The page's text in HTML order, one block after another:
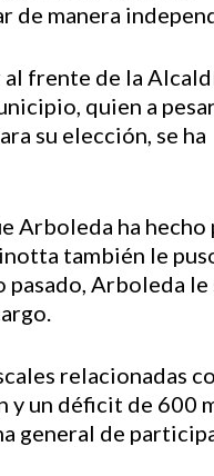
de manera
frente de la
quien a
su elección, se ha
Arboleda ha hecho
también le
pasado, Arboleda
relacionadas
y un déficit de 600
general de